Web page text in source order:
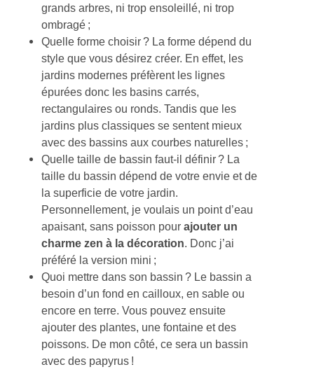
grands arbres, ni trop ensoleillé, ni trop
ombragé ;
Quelle forme choisir ? La forme dépend du
style que vous désirez créer. En effet, les
jardins modernes préfèrent les lignes
épurées donc les basins carrés,
rectangulaires ou ronds. Tandis que les
jardins plus classiques se sentent mieux
avec des bassins aux courbes naturelles ;
Quelle taille de bassin faut-il définir ? La
taille du bassin dépend de votre envie et de
la superficie de votre jardin.
Personnellement, je voulais un point d’eau
apaisant, sans poisson pourajouter un
charme zen à la décoration . Donc j’ai
préféré la version mini ;
Quoi mettre dans son bassin ? Le bassin a
besoin d’un fond en cailloux, en sable ou
encore en terre. Vous pouvez ensuite
ajouter des plantes, une fontaine et des
poissons. De mon côté, ce sera un bassin
avec des papyrus !